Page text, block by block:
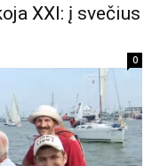
XXI: į svečius
0